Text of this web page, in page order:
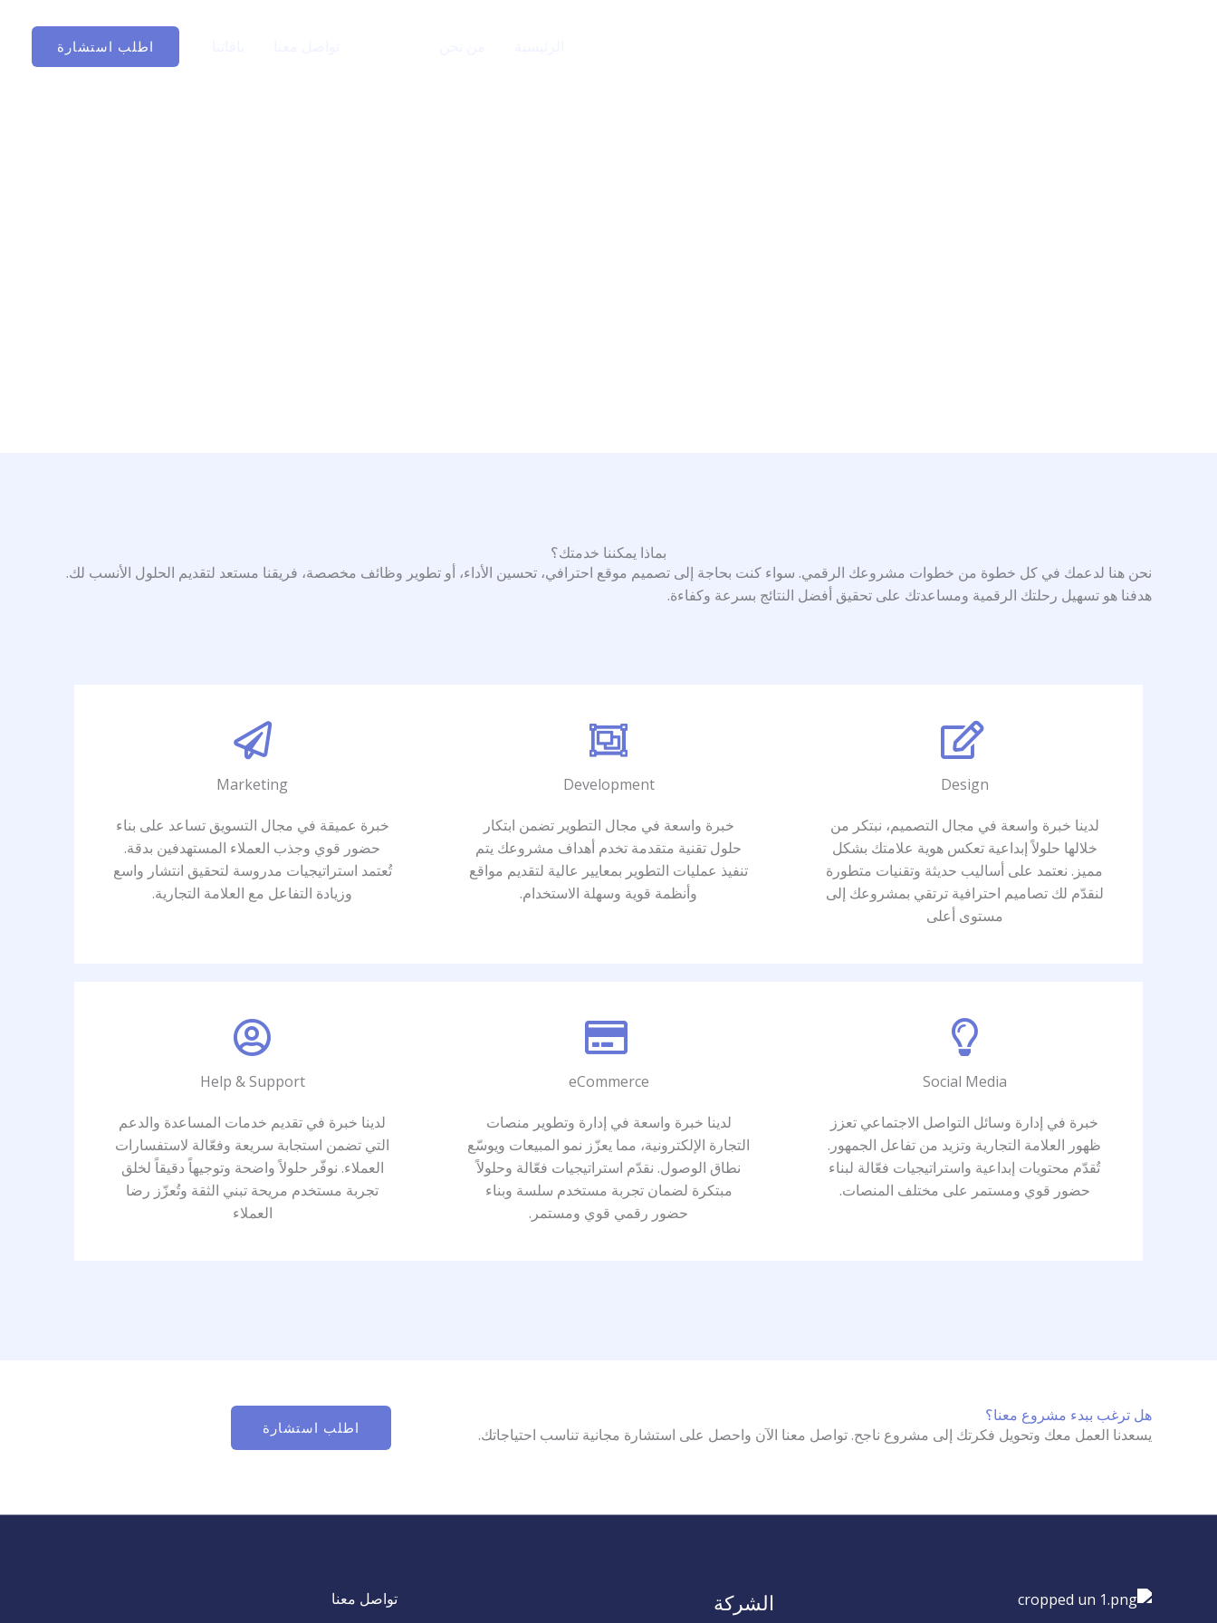
اطلب استشارة
بماذا يمكننا خدمتك؟
نحن هنا لدعمك في كل خطوة من خطوات مشروعك الرقمي. سواء كنت بحاجة إلى تصميم موقع احترافي، تحسين الأداء، أو تطوير وظائف مخصصة، فريقنا مستعد لتقديم الحلول الأنسب لك.
هدفنا هو تسهيل رحلتك الرقمية ومساعدتك على تحقيق أفضل النتائج بسرعة وكفاءة.
Design
لدينا خبرة واسعة في مجال التصميم، نبتكر من
خلالها حلولاً إبداعية تعكس هوية علامتك بشكل
مميز. نعتمد على أساليب حديثة وتقنيات متطورة
لنقدّم لك تصاميم احترافية ترتقي بمشروعك إلى
مستوى أعلى
Development
خبرة واسعة في مجال التطوير تضمن ابتكار
حلول تقنية متقدمة تخدم أهداف مشروعك يتم
تنفيذ عمليات التطوير بمعايير عالية لتقديم مواقع
وأنظمة قوية وسهلة الاستخدام.
Marketing
خبرة عميقة في مجال التسويق تساعد على بناء
حضور قوي وجذب العملاء المستهدفين بدقة.
تُعتمد استراتيجيات مدروسة لتحقيق انتشار واسع
وزيادة التفاعل مع العلامة التجارية.
Social Media
خبرة في إدارة وسائل التواصل الاجتماعي تعزز
ظهور العلامة التجارية وتزيد من تفاعل الجمهور.
تُقدّم محتويات إبداعية واستراتيجيات فعّالة لبناء
حضور قوي ومستمر على مختلف المنصات.
eCommerce
لدينا خبرة واسعة في إدارة وتطوير منصات
التجارة الإلكترونية، مما يعزّز نمو المبيعات ويوسّع
نطاق الوصول. نقدّم استراتيجيات فعّالة وحلولاً
مبتكرة لضمان تجربة مستخدم سلسة وبناء
حضور رقمي قوي ومستمر.
Help & Support
لدينا خبرة في تقديم خدمات المساعدة والدعم
التي تضمن استجابة سريعة وفعّالة لاستفسارات
العملاء. نوفّر حلولاً واضحة وتوجيهاً دقيقاً لخلق
تجربة مستخدم مريحة تبني الثقة وتُعزّز رضا
العملاء
هل ترغب ببدء مشروع معنا؟
يسعدنا العمل معك وتحويل فكرتك إلى مشروع ناجح. تواصل معنا الآن واحصل على استشارة مجانية تناسب احتياجاتك.
اطلب استشارة
الشركة تواصل معنا